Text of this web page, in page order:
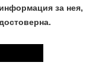
за нея,